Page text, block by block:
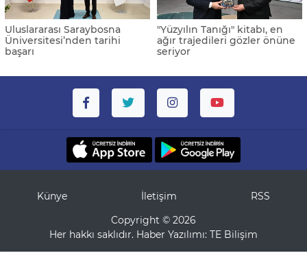
Uluslararası Saraybosna
Üniversitesi’nden tarihi
başarı
"Yüzyılın Tanığı" kitabı, en
ağır trajedileri gözler önüne
seriyor
Künye İletişim
RSS
Copyright © 2026
Her hakkı saklıdır. Haber Yazılımı: TE Bilişim